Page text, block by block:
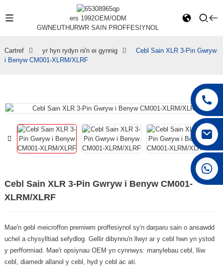
ers 1992OEM/ODM
GWNEUTHURWR SAIN PROFFESIYNOL
Cartref yr hyn rydyn ni'n ei gynnig
Cebl Sain XLR 3-Pin Gwryw
i Benyw CM001-XLRM/XLRF
Cebl Sain XLR 3-Pin Gwryw i Benyw CM001-
XLRM/XLRF
Mae'n gebl meicroffon premiwm proffesiynol sy'n darparu sain o ansawdd
uchel a chysylltiad sefydlog. Gellir dibynnu'n llwyr ar y cebl hwn yn ystod
y perfformiad. Mae'r opsiynau OEM yn cynnwys: manylebau cebl, lliw
cebl, diamedr allanol y cebl, hyd y cebl ac ati.